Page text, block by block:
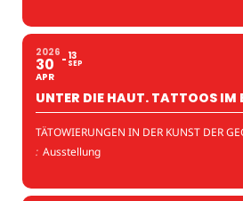
2026
30
APR
13
SEP
UNTER DIE HAUT. TATTOOS IM
TÄTOWIERUNGEN IN DER KUNST DER
: Ausstellung